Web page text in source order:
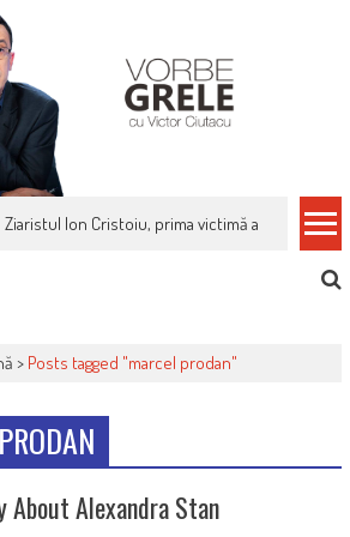
Ziaristul Ion Cristoiu, prima victimă a noi
> Posts tagged "marcel prodan"
About Alexandra Stan